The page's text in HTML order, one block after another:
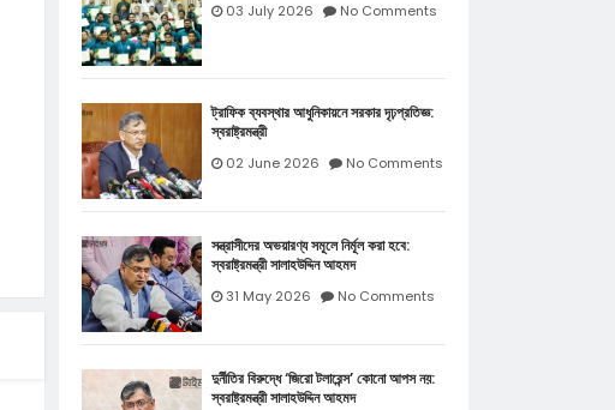
03 July 2026 No Comments
ট্রাফিক ব্যবস্থার আধুনিকায়নে সরকার দৃঢ়প্রতিজ্ঞ:
স্বরাষ্ট্রমন্ত্রী
02 June 2026 No Comments
সন্ত্রাসীদের অভয়ারণ্য সমূলে নির্মূল করা হবে:
স্বরাষ্ট্রমন্ত্রী সালাহউদ্দিন আহমদ
31 May 2026 No Comments
দুর্নীতির বিরুদ্ধে ‘জিরো টলারেন্স’ কোনো আপস নয়:
স্বরাষ্ট্রমন্ত্রী সালাহউদ্দিন আহমদ